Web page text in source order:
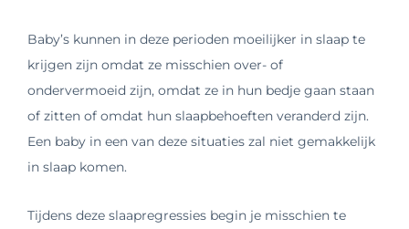
Baby’s kunnen in deze perioden moeilijker in slaap te
krijgen zijn omdat ze misschien over- of
ondervermoeid zijn, omdat ze in hun bedje gaan staan
of zitten of omdat hun slaapbehoeften veranderd zijn.
Een baby in een van deze situaties zal niet gemakkelijk
in slaap komen.
Tijdens deze slaapregressies begin je misschien te